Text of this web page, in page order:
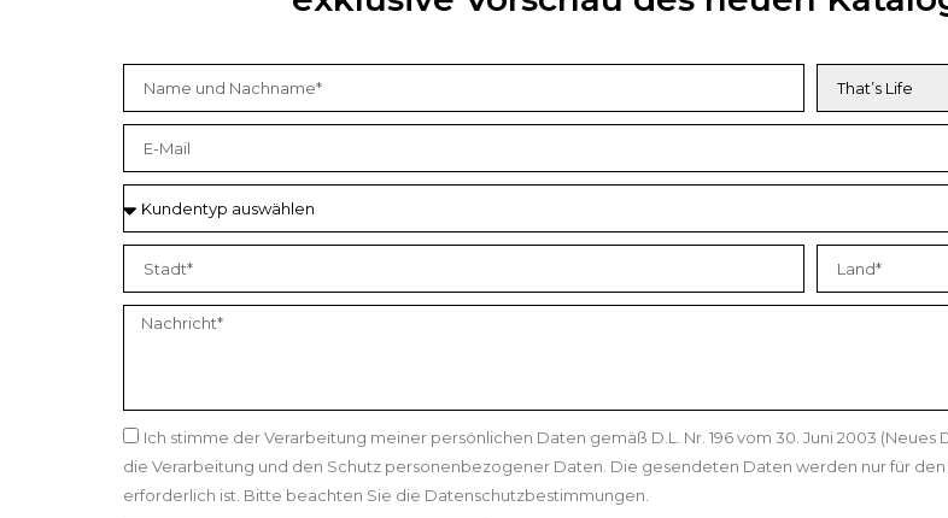
Ich stimme der Verarbeitung meiner persönlichen Daten gemäß D.L. Nr. 196 vom 30. Juni 2003
die Verarbeitung und den Schutz personenbezogener Daten. Die gesendeten Daten werden nur für
erforderlich ist. Bitte beachten Sie die Datenschutzbestimmungen.